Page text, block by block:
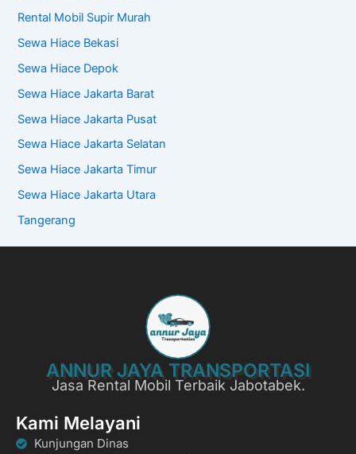
Rental Mobil Supir Murah
Sewa Hiace Bekasi
Sewa Hiace Depok
Sewa Hiace Jakarta Barat
Sewa Hiace Jakarta Pusat
Sewa Hiace Jakarta Selatan
Sewa Hiace Jakarta Timur
Sewa Hiace Jakarta Utara
Tangerang
ANNUR JAYA TRANSPORTASI
Jasa Rental Mobil Terbaik Jabotabek.
Kami Melayani
Kunjungan Dinas